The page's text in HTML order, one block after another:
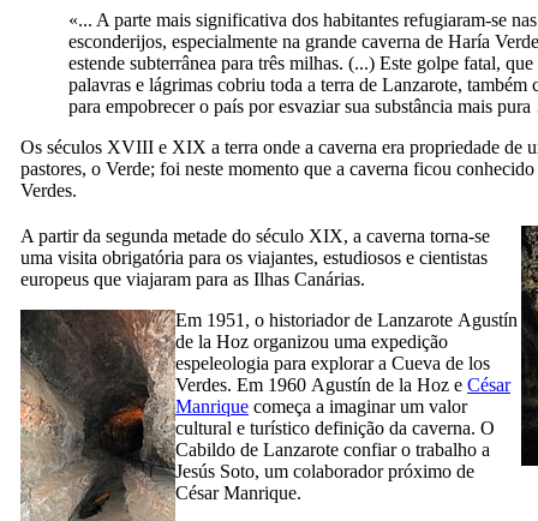
«... A parte mais significativa dos habitantes refugiaram-se
esconderijos, especialmente na grande caverna de Haría
estende subterrânea para três milhas. (...) Este golpe fatal,
palavras e lágrimas cobriu toda a terra de Lanzarote, também
para empobrecer o país por esvaziar sua substância mais
Os séculos XVIII e XIX a terra onde a caverna era propriedade de
pastores, o Verde; foi neste momento que a caverna ficou conhecido
Verdes.
A partir da segunda metade do século XIX, a caverna torna-se
uma visita obrigatória para os viajantes, estudiosos e cientistas
europeus que viajaram para as Ilhas Canárias.
Em 1951, o historiador de Lanzarote Agustín
de la Hoz organizou uma expedição
espeleologia para explorar a Cueva de los
Verdes. Em 1960 Agustín de la Hoz e César
Manrique começa a imaginar um valor
cultural e turístico definição da caverna. O
Cabildo de Lanzarote confiar o trabalho a
Jesús Soto, um colaborador próximo de
César Manrique.